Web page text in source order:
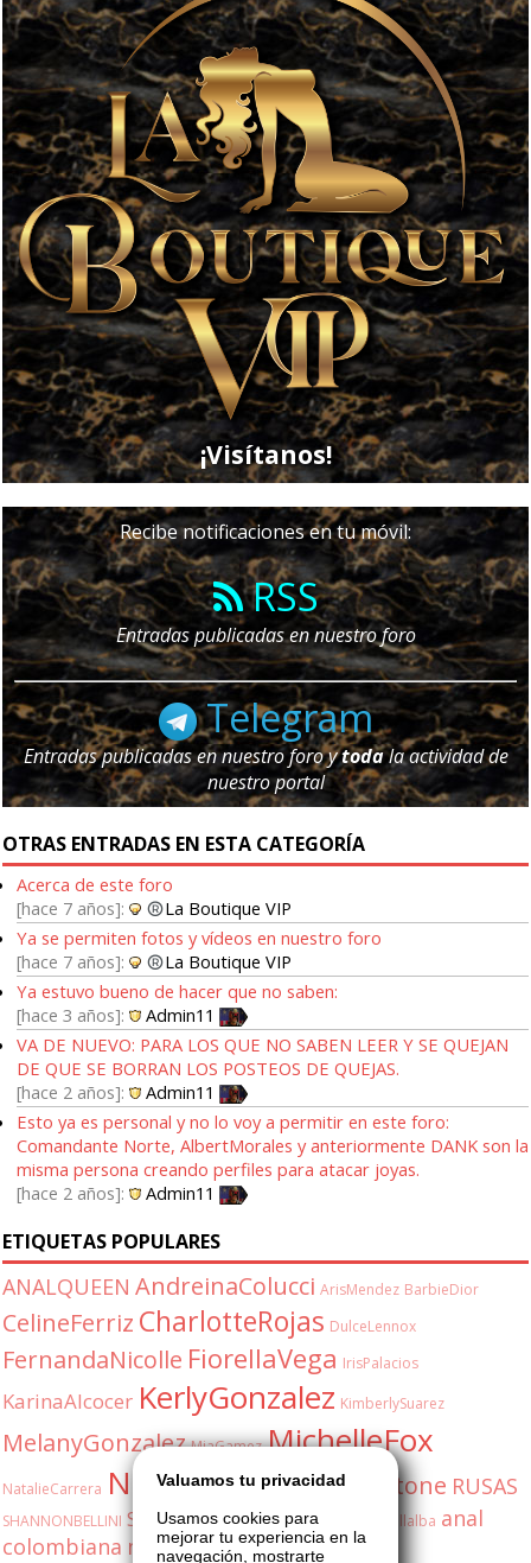
¡Visítanos!
Recibe notificaciones en tu móvil:
RSS
Entradas publicadas en nuestro foro
Telegram
Entradas publicadas en nuestro foro ytodala actividad de
nuestro portal
OTRAS ENTRADAS EN ESTA CATEGORÍA
Acerca de este foro
hace 7 años
La Boutique VIP
Ya se permiten fotos y vídeos en nuestro foro
hace 7 años
La Boutique VIP
Ya estuvo bueno de hacer que no saben:
hace 3 años
Admin11
VA DE NUEVO: PARA LOS QUE NO SABEN LEER Y SE QUEJAN
DE QUE SE BORRAN LOS POSTEOS DE QUEJAS.
hace 2 años
Admin11
Esto ya es personal y no lo voy a permitir en este foro:
Comandante Norte, AlbertMorales y anteriormente DANK son la
misma persona creando perfiles para atacar joyas.
hace 2 años
Admin11
ETIQUETAS POPULARES
ANALQUEEN AndreinaColucci ArisMendez BarbieDior
CelineFerriz CharlotteRojas DulceLennox
FernandaNicolle FiorellaVega IrisPalacios
KarinaAlcocer KerlyGonzalez KimberlySuarez
MelanyGonzalez MiaGamez MichelleFox
NatalieCarrera NatashaDuranOliviaStone RUSAS
SHANNONBELLINI SabrinaFox ShannonBellini ValeriaVillalba anal
colombiana milf shannon5548171077
Valuamos tu privacidad
Usamos cookies para
mejorar tu experiencia en la
navegación, mostrarte